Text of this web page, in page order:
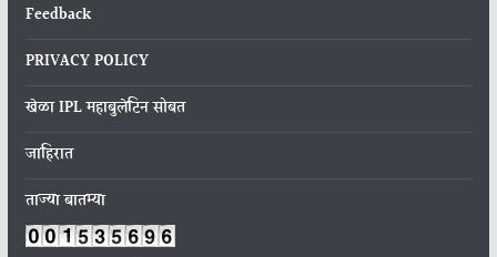
Feedback
PRIVACY POLICY
खेळा IPL महाबुलेटिन सोबत
जाहिरात
ताज्या बातम्या